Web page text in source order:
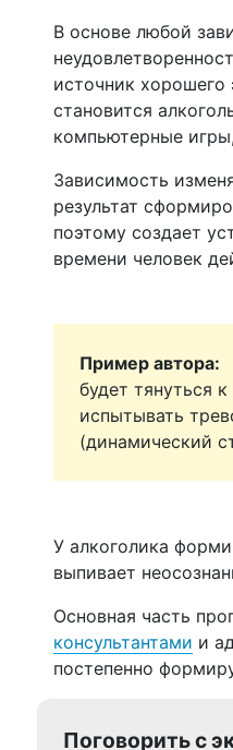
В основе любой
источник хорошего
становится
компьютерные
Зависимость
результат
поэтому создает
времени человек
будет тянуться
испытывать
(динамический
У алкоголика
выпивает
Основная часть
консультантами и
постепенно
Поговорить с